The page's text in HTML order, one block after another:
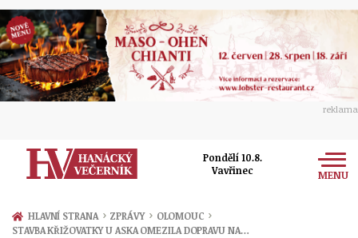
reklama
Pondělí 10.8.
Vavřinec
MENU
Zprávy
HLAVNÍ STRANA › ZPRÁVY › OLOMOUC ›
STAVBA KŘIŽOVATKY U ASKA OMEZILA DOPRAVU NA…